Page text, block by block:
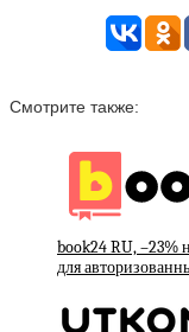
Смотрите также:
book24 RU, –23%
для